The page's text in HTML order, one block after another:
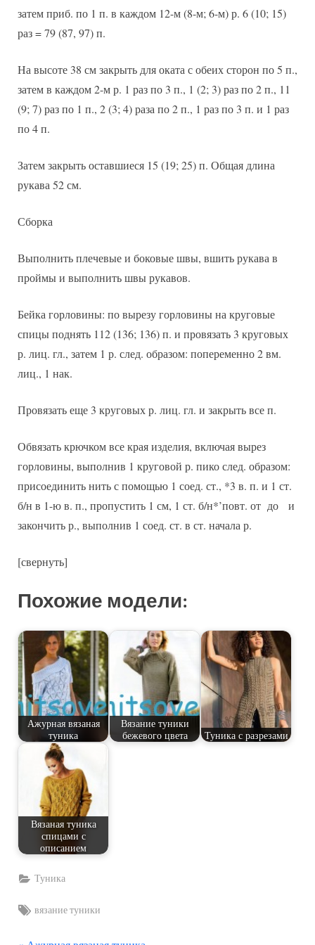
затем приб. по 1 п. в каждом 12-м (8-м; 6-м) р. 6 (10; 15)
раз = 79 (87, 97) п.
На высоте 38 см закрыть для оката с обеих сторон по 5 п.,
затем в каждом 2-м р. 1 раз по 3 п., 1 (2; 3) раз по 2 п., 11
(9; 7) раз по 1 п., 2 (3; 4) раза по 2 п., 1 раз по 3 п. и 1 раз
по 4 п.
Затем закрыть оставшиеся 15 (19; 25) п. Общая длина
рукава 52 см.
Сборка
Выполнить плечевые и боковые швы, вшить рукава в
проймы и выполнить швы рукавов.
Бейка горловины: по вырезу горловины на круговые
спицы поднять 112 (136; 136) п. и провязать 3 круговых
р. лиц. гл., затем 1 р. след. образом: попеременно 2 вм.
лиц., 1 нак.
Провязать еще 3 круговых р. лиц. гл. и закрыть все п.
Обвязать крючком все края изделия, включая вырез
горловины, выполнив 1 круговой р. пико след. образом:
присоединить нить с помощью 1 соед. ст., *3 в. п. и 1 ст.
б/н в 1-ю в. п., пропустить 1 см, 1 ст. б/н*’повт. от до и
закончить р., выполнив 1 соед. ст. в ст. начала р.
[свернуть]
Похожие модели:
Ажурная вязаная
туника
Вязание туники
бежевого цвета
Туника с разрезами
Вязаная туника
спицами с
описанием
Туника
Tags:
вязание туники